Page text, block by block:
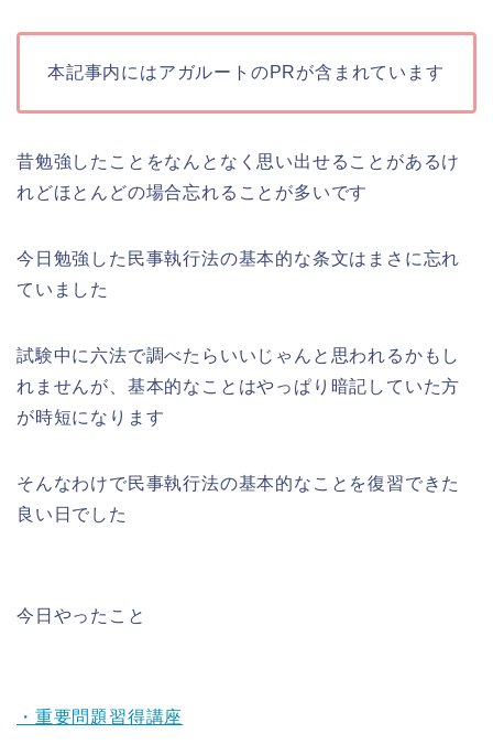
本記事内にはアガルートのPRが含まれています
昔勉強したことをなんとなく思い出せることがあるけ
れどほとんどの場合忘れることが多いです
今日勉強した民事執行法の基本的な条文はまさに忘れ
ていました
試験中に六法で調べたらいいじゃんと思われるかもし
れませんが、基本的なことはやっぱり暗記していた方
が時短になります
そんなわけで民事執行法の基本的なことを復習できた
良い日でした
今日やったこと
・重要問題習得講座